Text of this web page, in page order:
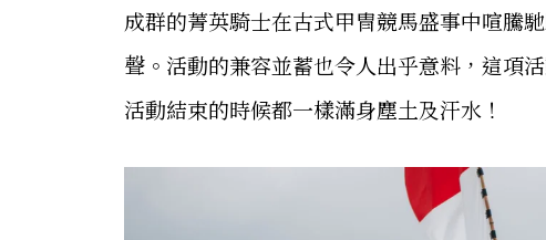
成群的菁英騎士在古式甲冑競馬盛事中喧騰
聲。活動的兼容並蓄也令人出乎意料，這項
活動結束的時候都一樣滿身塵土及汗水！